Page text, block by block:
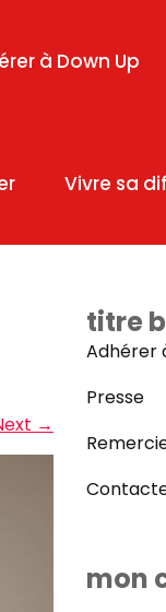
à Down Up
Vivre sa
→
titre
Adhérer
Presse
mon